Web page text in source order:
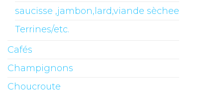
saucisse ,jambon,lard,viande sèchee
Terrines/etc.
Cafés
Champignons
Choucroute